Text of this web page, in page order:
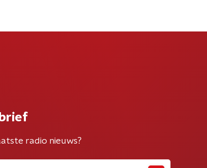
radio nieuws?